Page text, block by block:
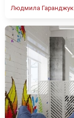
Людмила Гаранджук